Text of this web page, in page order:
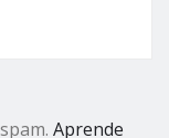
Aprende